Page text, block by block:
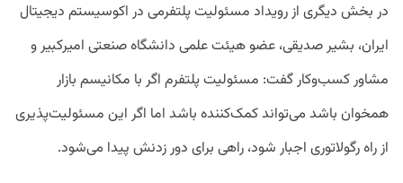
در بخش دیگری از رویداد مسئولیت پلتفرمی در اکوسیستم دیجیتال
ایران، بشیر صدیقی، عضو هیئت علمی دانشگاه صنعتی امیرکبیر و
مشاور کسب‌وکار‌ گفت: مسئولیت پلتفرم اگر با مکانیسم بازار
همخوان باشد می‌تواند کمک‌کننده باشد اما اگر این مسئولیت‌پذیری
از راه رگولاتوری اجبار شود، راهی برای دور زدنش پیدا می‌شود.